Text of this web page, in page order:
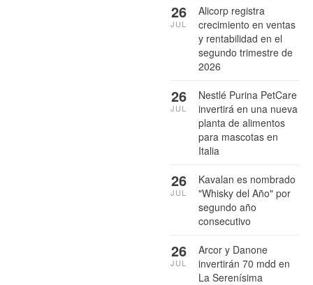
Alicorp registra
crecimiento en ventas
y rentabilidad en el
segundo trimestre de
2026
26
JUL
Nestlé Purina PetCare
invertirá en una nueva
planta de alimentos
para mascotas en
Italia
26
JUL
Kavalan es nombrado
"Whisky del Año" por
segundo año
consecutivo
26
JUL
Arcor y Danone
invertirán 70 mdd en
La Serenísima
26
JUL